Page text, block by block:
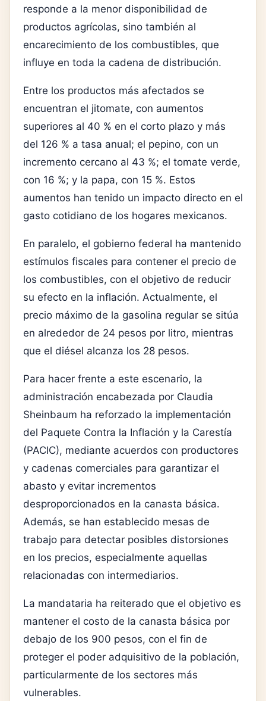
responde a la menor disponibilidad de
productos agrícolas, sino también al
encarecimiento de los combustibles, que
influye en toda la cadena de distribución.
Entre los productos más afectados se
encuentran el jitomate, con aumentos
superiores al 40 % en el corto plazo y más
del 126 % a tasa anual; el pepino, con un
incremento cercano al 43 %; el tomate verde,
con 16 %; y la papa, con 15 %. Estos
aumentos han tenido un impacto directo en el
gasto cotidiano de los hogares mexicanos.
En paralelo, el gobierno federal ha mantenido
estímulos fiscales para contener el precio de
los combustibles, con el objetivo de reducir
su efecto en la inflación. Actualmente, el
precio máximo de la gasolina regular se sitúa
en alrededor de 24 pesos por litro, mientras
que el diésel alcanza los 28 pesos.
Para hacer frente a este escenario, la
administración encabezada por Claudia
Sheinbaum ha reforzado la implementación
del Paquete Contra la Inflación y la Carestía
(PACIC), mediante acuerdos con productores
y cadenas comerciales para garantizar el
abasto y evitar incrementos
desproporcionados en la canasta básica.
Además, se han establecido mesas de
trabajo para detectar posibles distorsiones
en los precios, especialmente aquellas
relacionadas con intermediarios.
La mandataria ha reiterado que el objetivo es
mantener el costo de la canasta básica por
debajo de los 900 pesos, con el fin de
proteger el poder adquisitivo de la población,
particularmente de los sectores más
vulnerables.